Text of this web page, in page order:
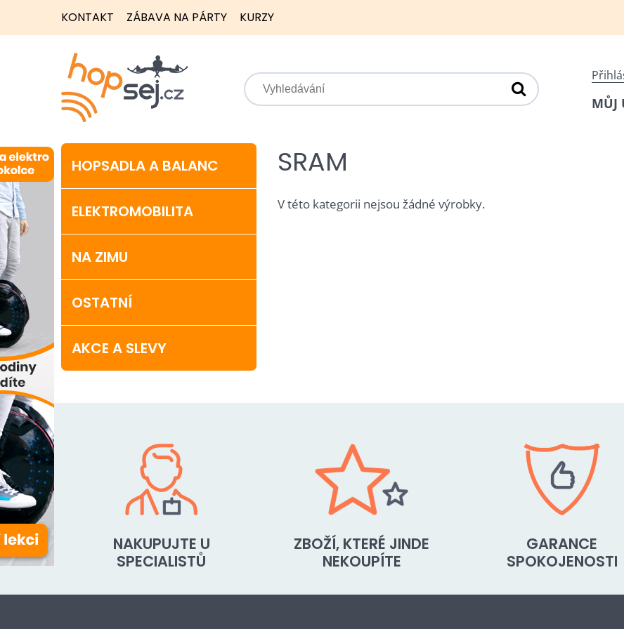
KONTAKT ZÁBAVA NA PÁRTY KURZY
MŮJ
HOPSADLA A BALANC
ELEKTROMOBILITA
NA ZIMU
OSTATNÍ
AKCE A SLEVY
SRAM
V této kategorii nejsou žádné výrobky.
NAKUPUJTE U
SPECIALISTŮ
ZBOŽÍ, KTERÉ JINDE
NEKOUPÍTE
GARANCE
SPOKOJENOSTI